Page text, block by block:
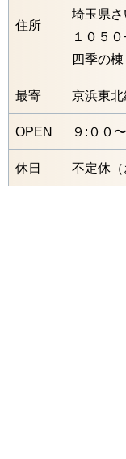
住所
埼玉県
１０５
四季の
最寄 京浜東
OPEN ９:００
休日 不定休（